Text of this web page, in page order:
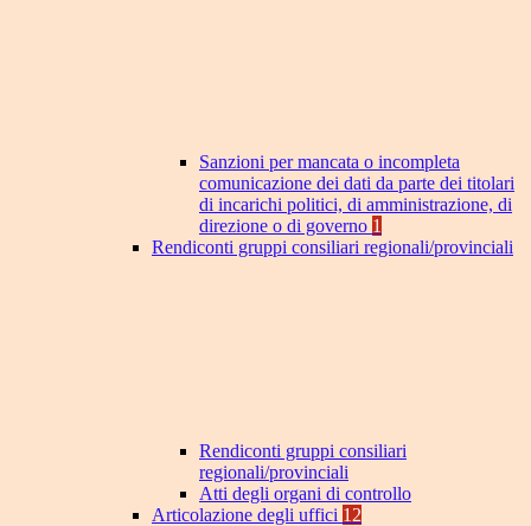
Sanzioni per mancata o incompleta
comunicazione dei dati da parte dei titolari
di incarichi politici, di amministrazione, di
direzione o di governo 1
Rendiconti gruppi consiliari regionali/provinciali
Rendiconti gruppi consiliari
regionali/provinciali
Atti degli organi di controllo
Articolazione degli uffici 12